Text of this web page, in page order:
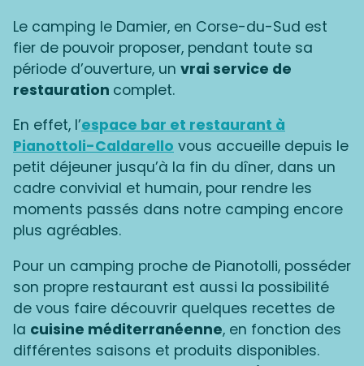
Le camping le Damier, en Corse-du-Sud est
fier de pouvoir proposer, pendant toute sa
période d’ouverture, un vrai service de
restauration complet.
En effet, l’espace bar et restaurant à
Pianottoli-Caldarello vous accueille depuis le
petit déjeuner jusqu’à la fin du dîner, dans un
cadre convivial et humain, pour rendre les
moments passés dans notre camping encore
plus agréables.
Pour un camping proche de Pianotolli, posséder
son propre restaurant est aussi la possibilité
de vous faire découvrir quelques recettes de
la cuisine méditerranéenne, en fonction des
différentes saisons et produits disponibles.